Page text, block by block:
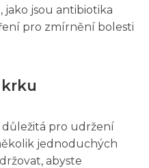
jsou antibiotika
pro zmírnění bolesti
pro udržení
jednoduchých
abyste